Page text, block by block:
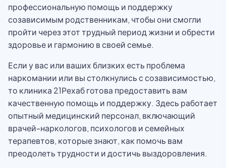
профессиональную помощь и поддержку
созависимым родственникам, чтобы они смогли
пройти через этот трудный период жизни и обрести
здоровье и гармонию в своей семье.
Если у вас или ваших близких есть проблема
наркомании или вы столкнулись с созависимостью,
то клиника 21Рехаб готова предоставить вам
качественную помощь и поддержку. Здесь работает
опытный медицинский персонал, включающий
врачей-наркологов, психологов и семейных
терапевтов, которые знают, как помочь вам
преодолеть трудности и достичь выздоровления.